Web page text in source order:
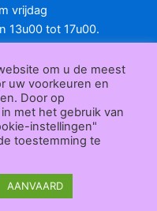
vrijdag
13u00 tot 17u00.
| Betaling
|Herroepingsfunctie
|Contact
2026
om u de meest
uw voorkeuren en
Door op
met het gebruik van
instellingen"
toestemming te
AANVAARD